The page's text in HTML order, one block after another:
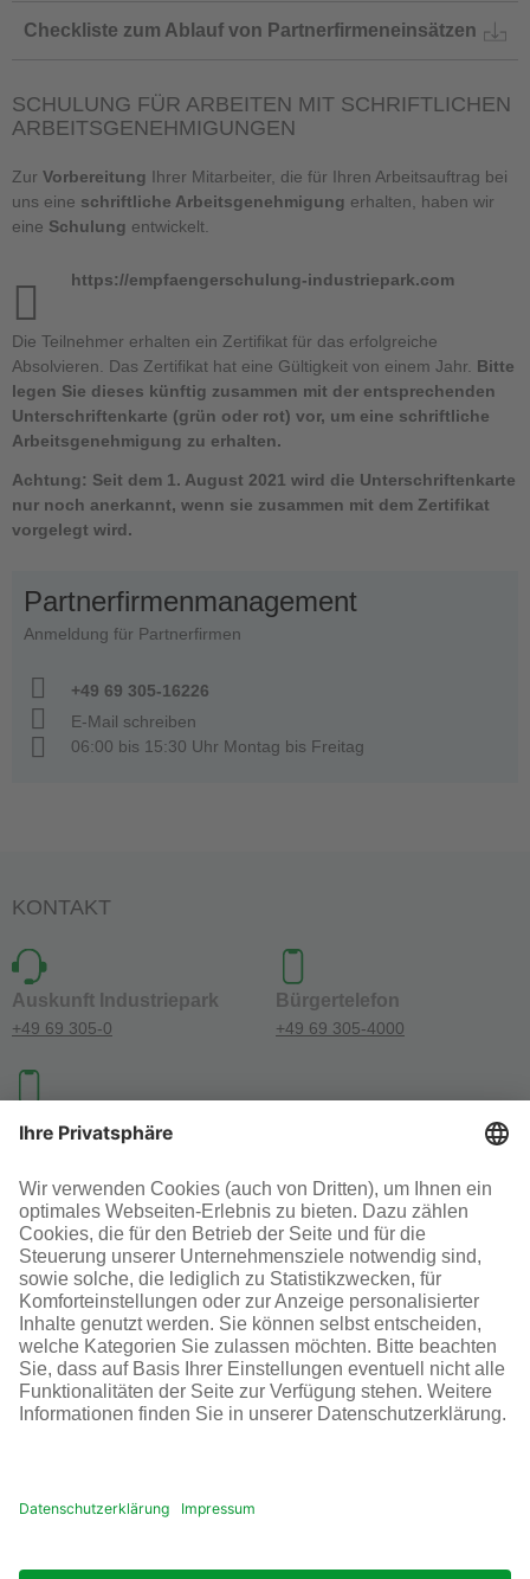
Checkliste zum Ablauf von Partnerfirmeneinsätzen
SCHULUNG FÜR ARBEITEN MIT SCHRIFTLICHEN
ARBEITSGENEHMIGUNGEN
Zur Vorbereitung Ihrer Mitarbeiter, die für Ihren Arbeitsauftrag bei
uns eine schriftliche Arbeitsgenehmigung erhalten, haben wir
eine Schulung entwickelt.
https://empfaengerschulung-industriepark.com
Die Teilnehmer erhalten ein Zertifikat für das erfolgreiche
Absolvieren. Das Zertifikat hat eine Gültigkeit von einem Jahr. Bitte
legen Sie dieses künftig zusammen mit der entsprechenden
Unterschriftenkarte (grün oder rot) vor, um eine schriftliche
Arbeitsgenehmigung zu erhalten.
Achtung: Seit dem 1. August 2021 wird die Unterschriftenkarte
nur noch anerkannt, wenn sie zusammen mit dem Zertifikat
vorgelegt wird.
Partnerfirmenmanagement
Anmeldung für Partnerfirmen
+49 69 305-16226
E-Mail schreiben
06:00 bis 15:30 Uhr Montag bis Freitag
KONTAKT
Auskunft Industriepark
+49 69 305-0
Bürgertelefon
+49 69 305-4000
Investoren-Kontakt
+49 69 305-46300
SOCIAL MEDIA
AGB Impressum Datenschutz Cookie-Einstellungen